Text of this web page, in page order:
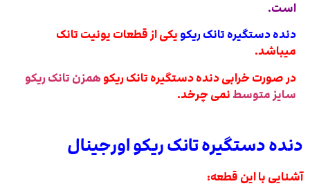
است.
دنده دستگیره تانک ریکو یکی از قطعات یونیت تانک
میباشد.
در صورت خرابی دنده دستگیره تانک ریکوهمزن تانک ریکو
سایز متوسطنمی چرخد.
دنده دستگیره تانک ریکو اورجینال
آشنایی با این قطعه: